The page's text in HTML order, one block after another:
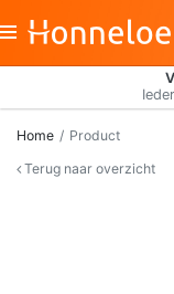
Home
Product
Terug naar overzicht